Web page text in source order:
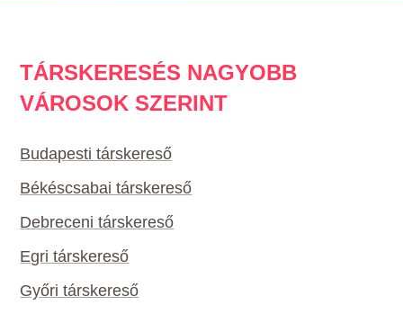
TÁRSKERESÉS NAGYOBB
VÁROSOK SZERINT
Budapesti társkereső
Békéscsabai társkereső
Debreceni társkereső
Egri társkereső
Győri társkereső